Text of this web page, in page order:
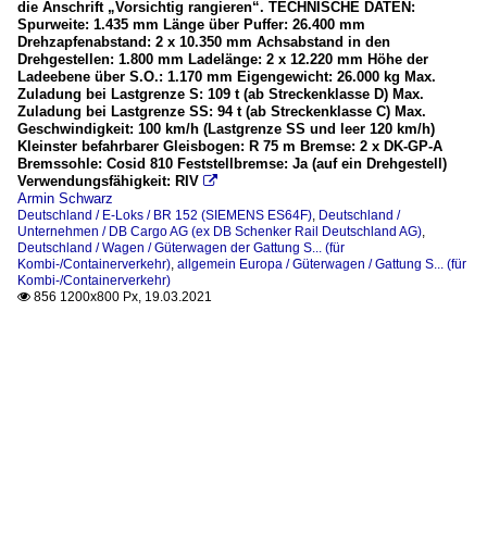
die Anschrift „Vorsichtig rangieren“. TECHNISCHE DATEN:
Spurweite: 1.435 mm Länge über Puffer: 26.400 mm
Drehzapfenabstand: 2 x 10.350 mm Achsabstand in den
Drehgestellen: 1.800 mm Ladelänge: 2 x 12.220 mm Höhe der
Ladeebene über S.O.: 1.170 mm Eigengewicht: 26.000 kg Max.
Zuladung bei Lastgrenze S: 109 t (ab Streckenklasse D) Max.
Zuladung bei Lastgrenze SS: 94 t (ab Streckenklasse C) Max.
Geschwindigkeit: 100 km/h (Lastgrenze SS und leer 120 km/h)
Kleinster befahrbarer Gleisbogen: R 75 m Bremse: 2 x DK-GP-A
Bremssohle: Cosid 810 Feststellbremse: Ja (auf ein Drehgestell)
Verwendungsfähigkeit: RIV 
Armin Schwarz
Deutschland / E-Loks / BR 152 (SIEMENS ES64F) Deutschland /
Unternehmen / DB Cargo AG (ex DB Schenker Rail Deutschland AG)
Deutschland / Wagen / Güterwagen der Gattung S... (für
Kombi-/Containerverkehr) allgemein Europa / Güterwagen / Gattung S... (für
Kombi-/Containerverkehr)
 856 1200x800 Px, 19.03.2021